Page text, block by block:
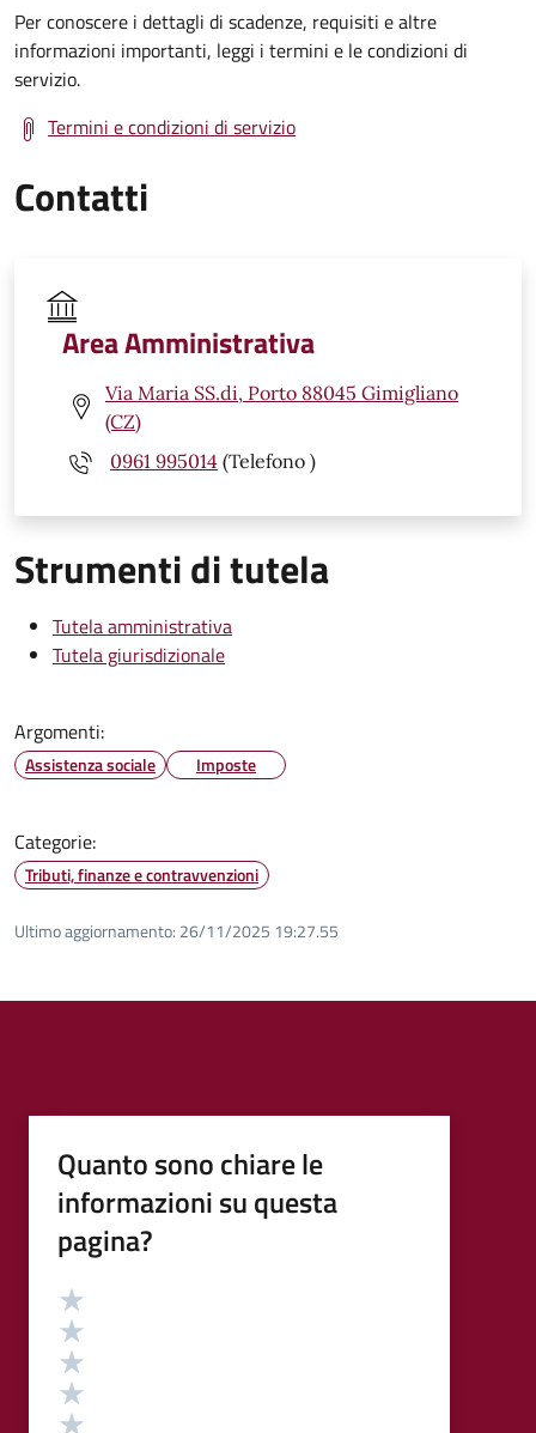
Per conoscere i dettagli di scadenze, requisiti e altre
informazioni importanti, leggi i termini e le condizioni di
servizio.
Termini e condizioni di servizio
Contatti
Area Amministrativa
Via Maria SS.di, Porto 88045 Gimigliano
(CZ)
0961 995014 (Telefono )
Strumenti di tutela
Tutela amministrativa
Tutela giurisdizionale
Argomenti:
Assistenza sociale Imposte
Categorie:
Tributi, finanze e contravvenzioni
Ultimo aggiornamento: 26/11/2025 19:27.55
Quanto sono chiare le
informazioni su questa
pagina?
Valutazione